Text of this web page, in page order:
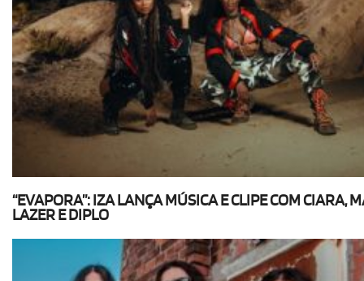
“EVAPORA”: IZA LANÇA MÚSICA E CLIPE COM CIARA,
LAZER E DIPLO